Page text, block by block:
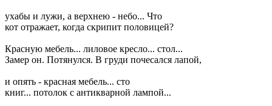
ухабы и лужи, а верхнею - небо... Что
кот отражает, когда скрипит половицей?
Красную мебель... лиловое кресло... стол...
Замер он. Потянулся. В груди почесался лапой,
и опять - красная мебель... сто
книг... потолок с антикварной лампой...